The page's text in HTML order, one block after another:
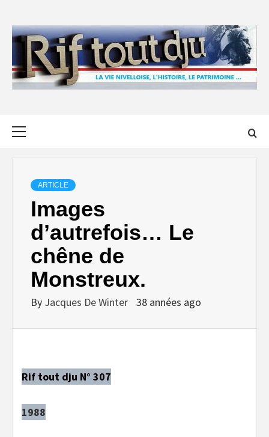
content
ARTICLE
Images
d’autrefois… Le
chêne de
Monstreux.
By Jacques De Winter 38 années ago
Rif tout dju N° 307
1988